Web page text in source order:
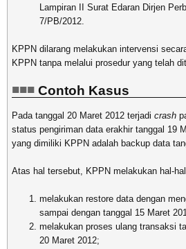
Lampiran II Surat Edaran Dirjen
7/PB/2012.
KPPN dilarang melakukan intervensi
KPPN tanpa melalui prosedur yang telah
Contoh Kasus
Pada tanggal 20 Maret 2012 terjadi crash
status pengiriman data erakhir tanggal 19
yang dimiliki KPPN adalah backup data
Atas hal tersebut, KPPN melakukan hal-
melakukan restore data dengan
sampai dengan tanggal 15 Maret
melakukan proses ulang transaksi
20 Maret 2012;